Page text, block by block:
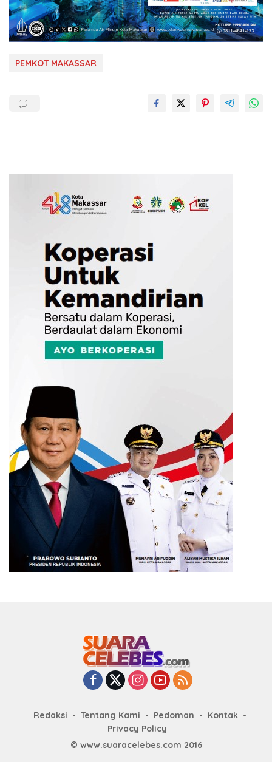
PEMKOT MAKASSAR
Redaksi Tentang Kami Pedoman
Kontak
Privacy Policy
© www.suaracelebes.com 2016